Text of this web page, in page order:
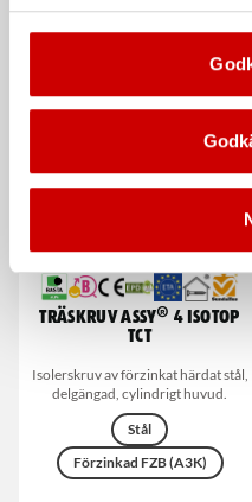
Stål
Träskruv ASSY® 4 ISOTOP
TCT
Isolerskruv av förzinkat härdat stål,
delgängad, cylindrigt huvud.
Stål
Förzinkad FZB (A3K)